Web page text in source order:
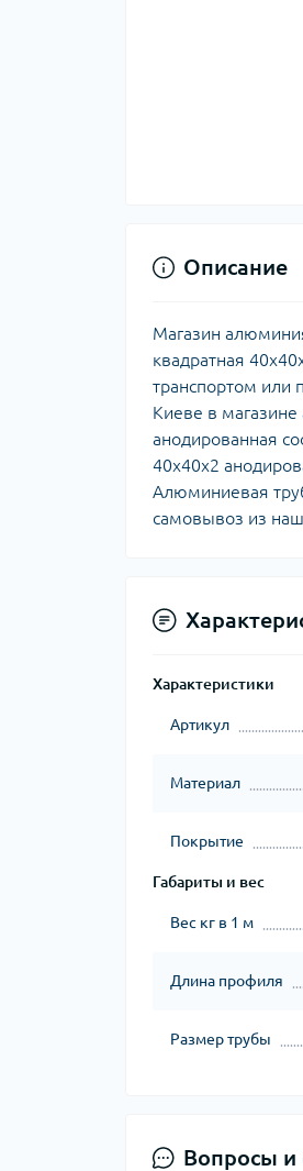
Описание
Магазин
квадратная
транспортом или
Киеве в
анодированная
40х40х2
Алюминиевая
самовывоз из
Характеристики
Артикул
Материал
Покрытие
Габариты и вес
Вес кг в 1 м
Длина профиля
Размер трубы
Вопросы и